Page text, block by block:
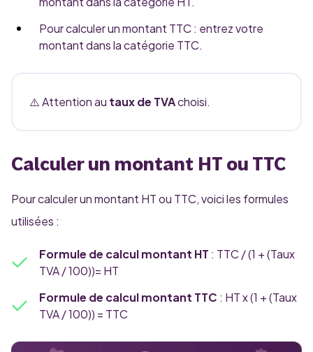
Pour calculer un montant TTC : entrez votre
montant dans la catégorie TTC.
⚠️ Attention au taux de TVAchoisi.
Calculer un montant HT ou TTC
Pour calculer un montant HT ou TTC, voici les formules
utilisées :
Formule de calcul montant HT : TTC / (1 + (Taux
TVA / 100))= HT
Formule de calcul montant TTC : HT x (1 + (Taux
TVA / 100)) = TTC